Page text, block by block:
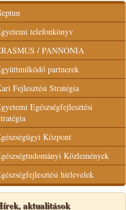
telefonkönyv
/ PANNÓNIA
partnerek
Fejlesztési Stratégia
Egészségfejlesztési
Központ
Közlemények
hírlevelek
aktualitások